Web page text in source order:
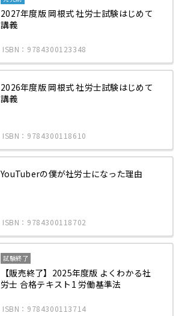
2027年度版 岡根式 社労士試験はじめて
講義
ISBN：9784300123348
2026年度版 岡根式 社労士試験はじめて
講義
ISBN：9784300118610
YouTuberの僕が社労士になった理由
ISBN：9784300118702
試験終了
【販売終了】2025年度版 よくわかる社
労士 合格テキスト1 労働基準法
ISBN：9784300113714